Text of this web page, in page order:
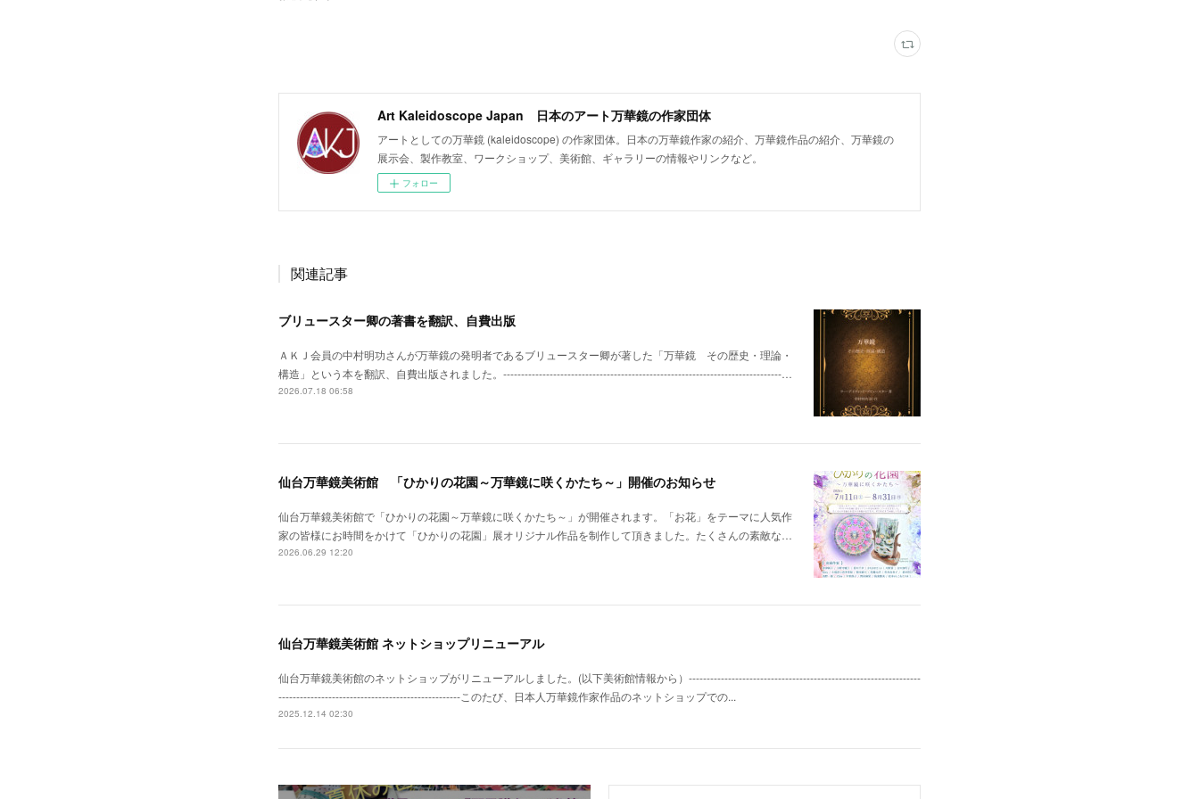
Art Kaleidoscope Japan 日本のアート万華鏡の作家団体
アートとしての万華鏡 (kaleidoscope) の作家団体。日本の万華鏡作家の紹介、万華鏡作品の紹介、万華鏡の
展示会、製作教室、ワークショップ、美術館、ギャラリーの情報やリンクなど。
フォロー
関連記事
ブリュースター卿の著書を翻訳、自費出版
ＡＫＪ会員の中村明功さんが万華鏡の発明者であるブリュースター卿が著した「万華鏡 その歴史・理論・
構造」という本を翻訳、自費出版されました。------------------------------------------------------------------------------…
2026.07.18 06:58
仙台万華鏡美術館 「ひかりの花園～万華鏡に咲くかたち～」開催のお知らせ
仙台万華鏡美術館で「ひかりの花園～万華鏡に咲くかたち～」が開催されます。「お花」をテーマに人気作
家の皆様にお時間をかけて「ひかりの花園」展オリジナル作品を制作して頂きました。たくさんの素敵な…
2026.06.29 12:20
仙台万華鏡美術館 ネットショップリニューアル
仙台万華鏡美術館のネットショップがリニューアルしました。(以下美術館情報から）-----------------------------------------------------------------
---------------------------------------------------このたび、日本人万華鏡作家作品のネットショップでの...
2025.12.14 02:30